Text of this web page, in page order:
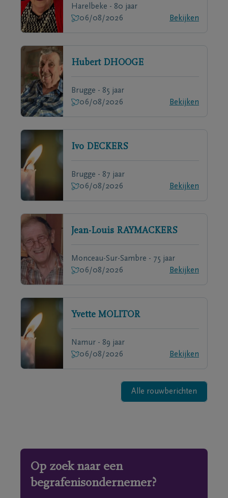
Harelbeke - 80 jaar
06/08/2026
Bekijken
Hubert DHOOGE
Brugge - 85 jaar
06/08/2026
Bekijken
Ivo DECKERS
Brugge - 87 jaar
06/08/2026
Bekijken
Jean-Louis RAYMACKERS
Monceau-Sur-Sambre - 75 jaar
06/08/2026
Bekijken
Yvette MOLITOR
Namur - 89 jaar
06/08/2026
Bekijken
Alle rouwberichten
Op zoek naar een
begrafenisondernemer?